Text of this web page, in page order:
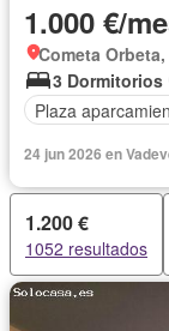
1.000 €/
Cometa
3 Dormitorios
Plaza
24 jun 2026 en
1.200 €
1052 resultados